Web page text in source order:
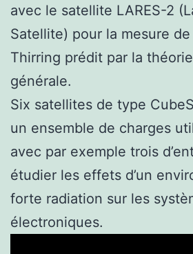
avec le satellite LARES-2
Satellite) pour la mesure de
Thirring prédit par la
générale.
Six satellites de type
un ensemble de charges
avec par exemple trois
étudier les effets d’un
forte radiation sur les
électroniques.